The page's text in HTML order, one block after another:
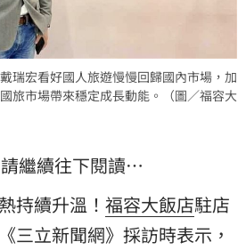
瑞宏看好國人旅遊慢慢回歸國內市場，加
旅市場帶來穩定成長動能。（圖／福容大
繼續往下閱讀…
熱持續升溫！ 福容大飯店駐店
三立新聞網》採訪時表示，